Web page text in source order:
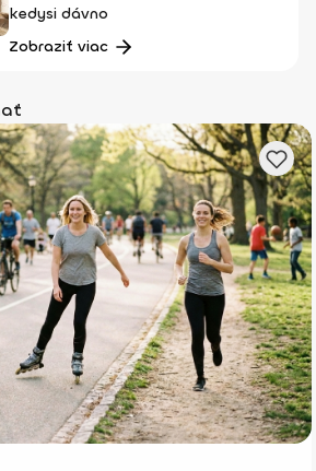
kedysi dávno
Zobraziť viac